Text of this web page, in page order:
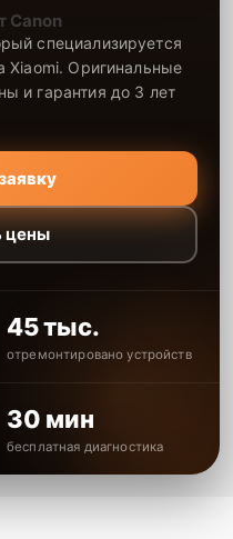
Canon
специализируется
Xiaomi. Оригинальные
и гарантия до 3 лет
цены
45 тыс.
отремонтировано устройств
30 мин
бесплатная диагностика